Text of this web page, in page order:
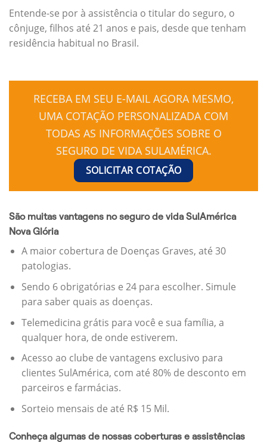
Entende-se por à assistência o titular do seguro, o
cônjuge, filhos até 21 anos e pais, desde que tenham
residência habitual no Brasil.
RECEBA EM SEU E-MAIL AGORA MESMO,
UMA COTAÇÃO PERSONALIZADA COM
TODAS AS INFORMAÇÕES SOBRE O
SEGURO DE VIDA SULAMÉRICA.
SOLICITAR COTAÇÃO
São muitas vantagens no seguro de vida SulAmérica
Nova Glória
A maior cobertura de Doenças Graves, até 30
patologias.
Sendo 6 obrigatórias e 24 para escolher. Simule
para saber quais as doenças.
Telemedicina grátis para você e sua família, a
qualquer hora, de onde estiverem.
Acesso ao clube de vantagens exclusivo para
clientes SulAmérica, com até 80% de desconto em
parceiros e farmácias.
Sorteio mensais de até R$ 15 Mil.
Conheça algumas de nossas coberturas e assistências